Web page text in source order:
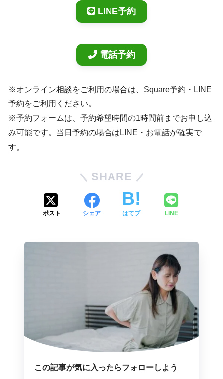
LINE予約
電話予約
※オンライン相談をご利用の場合は、Square予約・LINE
予約をご利用ください。
※予約フォームは、予約希望時間の1時間前までお申し込
み可能です。当日予約の場合はLINE・お電話が確実で
す。
SHARE
ポスト シェア はてブ LINE
この記事が気に入ったらフォローしよう